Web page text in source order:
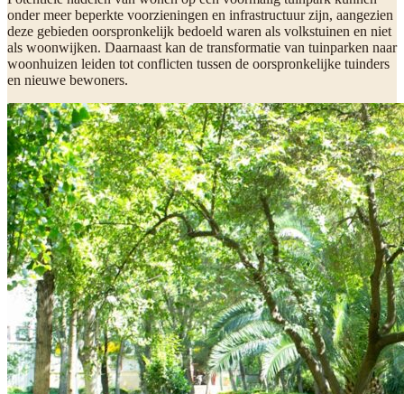
onder meer beperkte voorzieningen en infrastructuur zijn, aangezien
deze gebieden oorspronkelijk bedoeld waren als volkstuinen en niet
als woonwijken. Daarnaast kan de transformatie van tuinparken naar
woonhuizen leiden tot conflicten tussen de oorspronkelijke tuinders
en nieuwe bewoners.